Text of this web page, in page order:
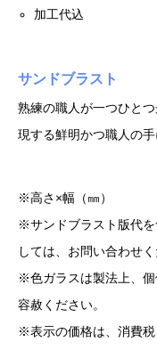
加工代込
サンドブラスト
熟練の職人が一つひと
現する鮮明かつ職人の
※高さ×幅（㎜）
※サンドブラスト版代
しては、お問い合わせく
※色ガラスは製法上、
容赦ください。
※表示の価格は、消費税